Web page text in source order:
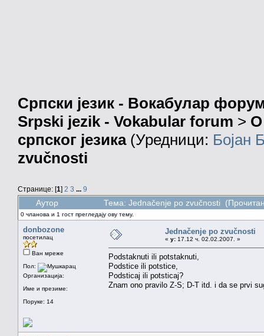
Српски језик - Вокабулар
Srpski jezik - Vokabular forum > О
српског језика(Уредници: Бојан
zvučnosti
Странице: [1] 2 3 ... 9
Аутор Тема: Jednačenje po zvučnosti
0 чланова и 1 гост прегледају ову тему.
donbozone
посетилац
Ван мреже
Пол:
Организација:
Име и презиме:
Поруке: 14
Jednačenje po zvučnosti
« у: 17.12 ч. 02.02.2007. »
Podstaknuti ili potstaknuti,
Podstice ili potstice,
Podsticaj ili potsticaj?
Znam ono pravilo Z-S; D-T itd. i da se prvi